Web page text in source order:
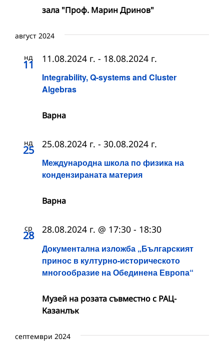
зала "Проф. Марин Дринов"
август 2024
нд
11
Integrability, Q-systems and Cluster
Algebras
11.08.2024 г. - 18.08.2024 г.
Варна
нд
25
Международна школа по физика на
кондензираната материя
25.08.2024 г. - 30.08.2024 г.
Варна
ср
28
Документална изложба „Българският
принос в културно-историческото
многообразие на Обединена Европа“
28.08.2024 г. @ 17:30 - 18:30
Музей на розата съвместно с РАЦ-
Казанлък
септември 2024